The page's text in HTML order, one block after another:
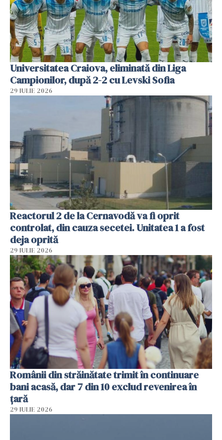
Universitatea Craiova, eliminată din Liga
Campionilor, după 2-2 cu Levski Sofia
29 IULIE 2026
Reactorul 2 de la Cernavodă va fi oprit
controlat, din cauza secetei. Unitatea 1 a fost
deja oprită
29 IULIE 2026
Românii din străinătate trimit în continuare
bani acasă, dar 7 din 10 exclud revenirea în
țară
29 IULIE 2026